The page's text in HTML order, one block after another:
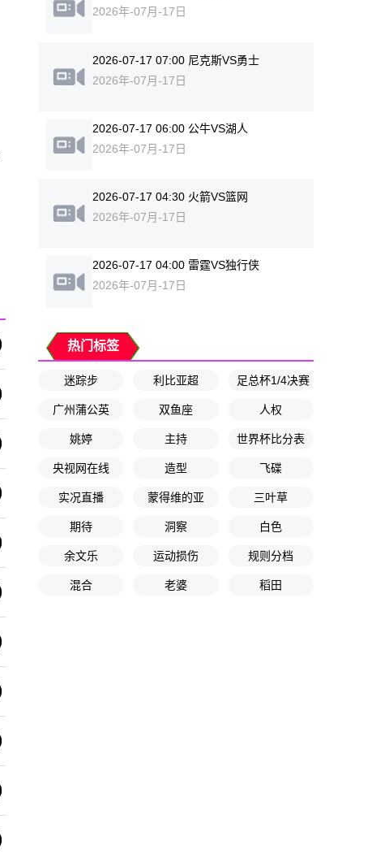
2026年-07月-17日
2026-07-17 07:00 尼克斯VS勇士
2026年-07月-17日
2026-07-17 06:00 公牛VS湖人
2026年-07月-17日
2026-07-17 04:30 火箭VS篮网
2026年-07月-17日
2026-07-17 04:00 雷霆VS独行侠
2026年-07月-17日
热门标签
迷踪步 利比亚超 足总杯1/4决赛
广州蒲公英 双鱼座 人权
姚婷 主持 世界杯比分表
央视网在线 造型 飞碟
实况直播 蒙得维的亚 三叶草
期待 洞察 白色
余文乐 运动损伤 规则分档
混合 老婆 稻田